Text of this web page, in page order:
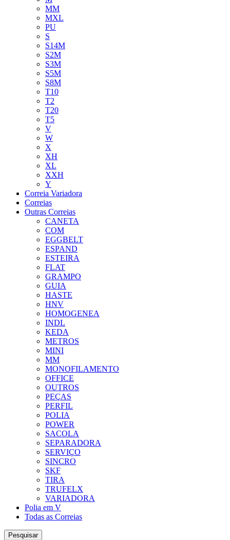
MM
MXL
PU
S
S14M
S2M
S3M
S5M
S8M
T10
T2
T20
T5
V
W
X
XH
XL
XXH
Y
Correia Variadora
Correias
Outras Correias
CANETA
COM
EGGBELT
ESPAND
ESTEIRA
FLAT
GRAMPO
GUIA
HASTE
HNV
HOMOGENEA
INDL
KEDA
METROS
MINI
MM
MONOFILAMENTO
OFFICE
OUTROS
PEÇAS
PERFIL
POLIA
POWER
SACOLA
SEPARADORA
SERVIÇO
SINCRO
SKF
TIRA
TRUFELX
VARIADORA
Polia em V
Todas as Correias
Pesquisar